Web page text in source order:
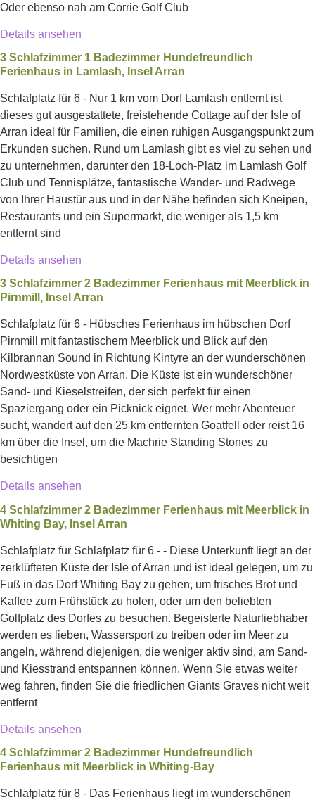
Oder ebenso nah am Corrie Golf Club
Details ansehen
3 Schlafzimmer 1 Badezimmer Hundefreundlich
Ferienhaus in Lamlash, Insel Arran
Schlafplatz für 6 - Nur 1 km vom Dorf Lamlash entfernt ist
dieses gut ausgestattete, freistehende Cottage auf der Isle of
Arran ideal für Familien, die einen ruhigen Ausgangspunkt zum
Erkunden suchen. Rund um Lamlash gibt es viel zu sehen und
zu unternehmen, darunter den 18-Loch-Platz im Lamlash Golf
Club und Tennisplätze, fantastische Wander- und Radwege
von Ihrer Haustür aus und in der Nähe befinden sich Kneipen,
Restaurants und ein Supermarkt, die weniger als 1,5 km
entfernt sind
Details ansehen
3 Schlafzimmer 2 Badezimmer Ferienhaus mit Meerblick in
Pirnmill, Insel Arran
Schlafplatz für 6 - Hübsches Ferienhaus im hübschen Dorf
Pirnmill mit fantastischem Meerblick und Blick auf den
Kilbrannan Sound in Richtung Kintyre an der wunderschönen
Nordwestküste von Arran. Die Küste ist ein wunderschöner
Sand- und Kieselstreifen, der sich perfekt für einen
Spaziergang oder ein Picknick eignet. Wer mehr Abenteuer
sucht, wandert auf den 25 km entfernten Goatfell oder reist 16
km über die Insel, um die Machrie Standing Stones zu
besichtigen
Details ansehen
4 Schlafzimmer 2 Badezimmer Ferienhaus mit Meerblick in
Whiting Bay, Insel Arran
Schlafplatz für Schlafplatz für 6 - - Diese Unterkunft liegt an der
zerklüfteten Küste der Isle of Arran und ist ideal gelegen, um zu
Fuß in das Dorf Whiting Bay zu gehen, um frisches Brot und
Kaffee zum Frühstück zu holen, oder um den beliebten
Golfplatz des Dorfes zu besuchen. Begeisterte Naturliebhaber
werden es lieben, Wassersport zu treiben oder im Meer zu
angeln, während diejenigen, die weniger aktiv sind, am Sand-
und Kiesstrand entspannen können. Wenn Sie etwas weiter
weg fahren, finden Sie die friedlichen Giants Graves nicht weit
entfernt
Details ansehen
4 Schlafzimmer 2 Badezimmer Hundefreundlich
Ferienhaus mit Meerblick in Whiting-Bay
Schlafplatz für 8 - Das Ferienhaus liegt im wunderschönen